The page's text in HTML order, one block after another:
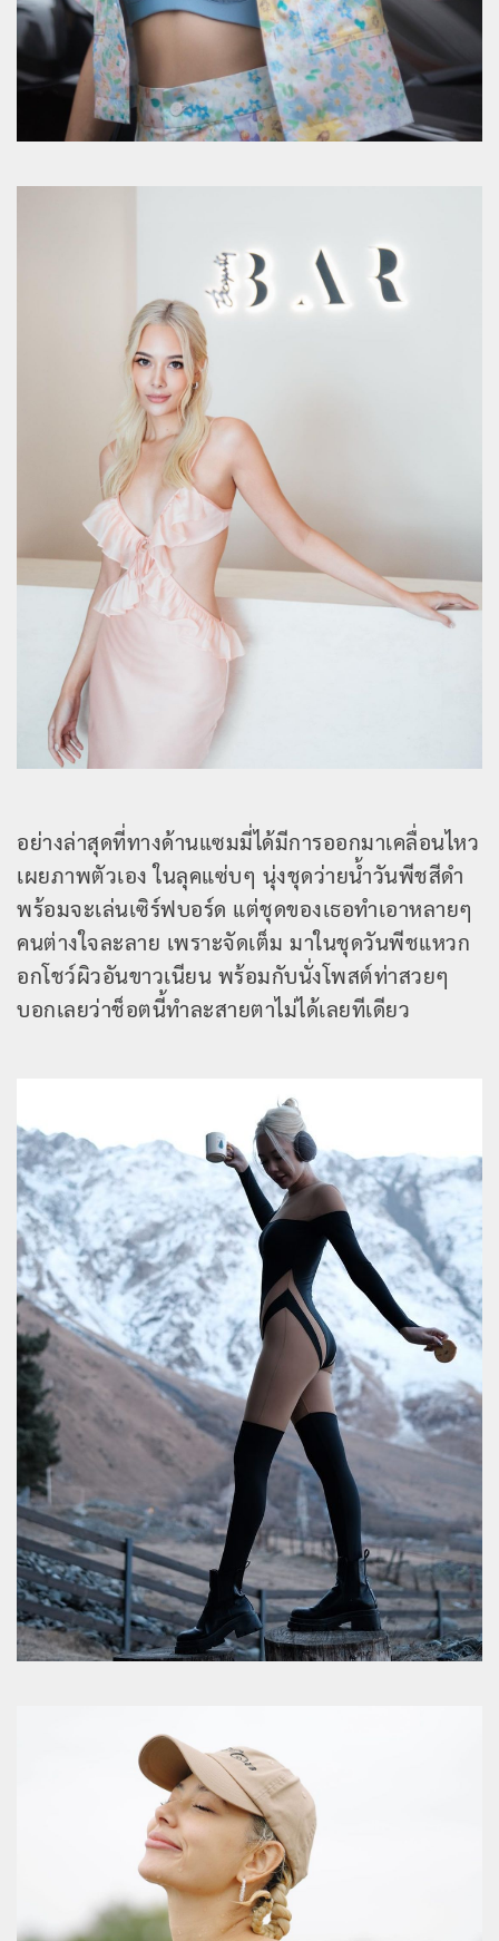
อย่างล่าสุดที่ทางด้านแซมมี่ได้มีการออกมาเคลื่อนไหว
เผยภาพตัวเอง ในลุคแซ่บๆ นุ่งชุดว่ายน้ำวันพีชสีดำ
พร้อมจะเล่นเซิร์ฟบอร์ด แต่ชุดของเธอทำเอาหลายๆ
คนต่างใจละลาย เพราะจัดเต็ม มาในชุดวันพีชแหวก
อกโชว์ผิวอันขาวเนียน พร้อมกับนั่งโพสต์ท่าสวยๆ
บอกเลยว่าช็อตนี้ทำละสายตาไม่ได้เลยทีเดียว